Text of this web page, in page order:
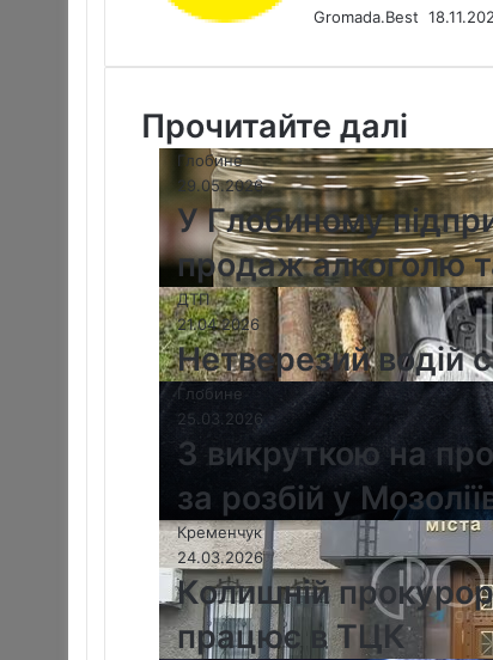
Gromada.Best e
a
Прочитайте далі
Глобине
29.05.2026
У Глобиному
продаж алкоголю
ДТП
21.04.2026
Нетверезий водій
Глобине
25.03.2026
З викруткою на
за розбій у
Кременчук
24.03.2026
Колишній
працює в ТЦК